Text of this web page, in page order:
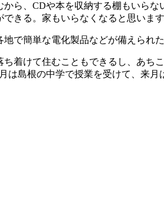
から、CDや本を収納する棚もいら
きる。家もいらなくなると思いま
で簡単な電化製品などが備えられ
ち着けて住むこともできるし、あ
は島根の中学で授業を受けて、来